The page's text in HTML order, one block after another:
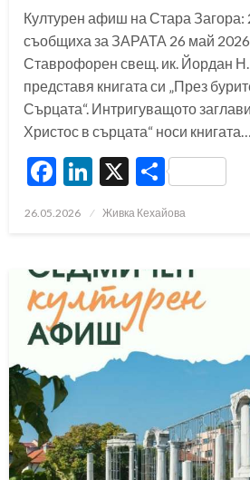
Културен афиш на Стара Загора:
съобщиха за ЗАРАТА 26 май 2026
Ставрофорен свещ. ик. Йордан
представя книгата си „През
Сърцата“. Интригуващото
Христос в сърцата“ носи книгата…
Facebook
LinkedIn
X Share
Posted
26.05.2026 Живка Кехайова